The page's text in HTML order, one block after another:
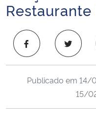
Ministério da Agricultura,
Ministério da Educação
Publicado em 14/
15/